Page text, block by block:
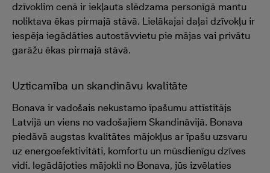
dzīvoklim cenā ir iekļauta slēdzama personīgā mantu
noliktava ēkas pirmajā stāvā. Lielākajai daļai dzīvokļu ir
iespēja iegādāties autostāvvietu pie mājas vai privātu
garāžu ēkas pirmajā stāvā.
Uzticamība un skandināvu kvalitāte
Bonava ir vadošais nekustamo īpašumu attīstītājs
Latvijā un viens no vadošajiem Skandināvijā. Bonava
piedāvā augstas kvalitātes mājokļus ar īpašu uzsvaru
uz energoefektivitāti, komfortu un mūsdienīgu dzīves
vidi. Iegādājoties mājokli no Bonava, jūs izvēlaties